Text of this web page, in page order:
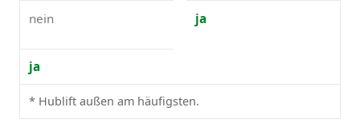
nein ja
ja
* Hublift außen am häufigsten.